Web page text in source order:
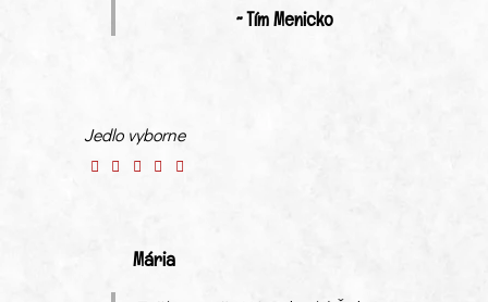
~ Tím Menicko
Jedlo vyborne
Mária